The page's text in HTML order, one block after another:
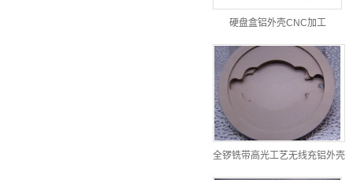
硬盘盒铝外壳CNC加工
全锣铣带高光工艺无线充铝外壳